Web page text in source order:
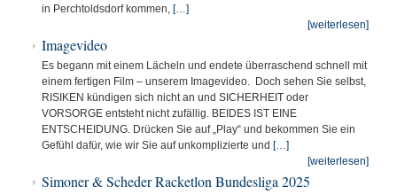
in Perchtoldsdorf kommen, […]
[weiterlesen]
Imagevideo
Es begann mit einem Lächeln und endete überraschend schnell mit
einem fertigen Film – unserem Imagevideo. Doch sehen Sie selbst,
RISIKEN kündigen sich nicht an und SICHERHEIT oder
VORSORGE entsteht nicht zufällig. BEIDES IST EINE
ENTSCHEIDUNG. Drücken Sie auf „Play“ und bekommen Sie ein
Gefühl dafür, wie wir Sie auf unkomplizierte und […]
[weiterlesen]
Simoner & Scheder Racketlon Bundesliga 2025